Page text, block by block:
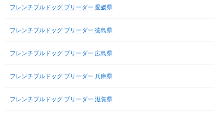
フレンチブルドッグ ブリーダー 愛媛県
フレンチブルドッグ ブリーダー 徳島県
フレンチブルドッグ ブリーダー 広島県
フレンチブルドッグ ブリーダー 兵庫県
フレンチブルドッグ ブリーダー 滋賀県